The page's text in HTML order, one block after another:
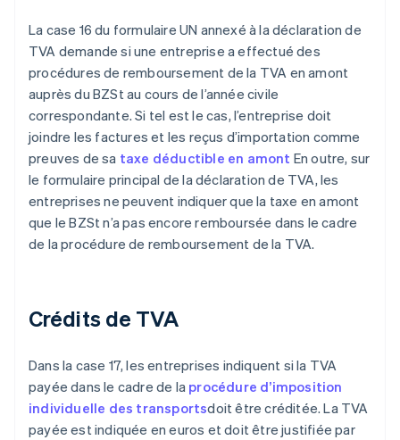
La case 16 du formulaire UN annexé à la déclaration de
TVA demande si une entreprise a effectué des
procédures de remboursement de la TVA en amont
auprès du BZSt au cours de l’année civile
correspondante. Si tel est le cas, l’entreprise doit
joindre les factures et les reçus d’importation comme
preuves de sa taxe déductible en amont En outre, sur
le formulaire principal de la déclaration de TVA, les
entreprises ne peuvent indiquer que la taxe en amont
que le BZSt n’a pas encore remboursée dans le cadre
de la procédure de remboursement de la TVA.
Crédits de TVA
Dans la case 17, les entreprises indiquent si la TVA
payée dans le cadre de la procédure d’imposition
individuelle des transportsdoit être créditée. La TVA
payée est indiquée en euros et doit être justifiée par